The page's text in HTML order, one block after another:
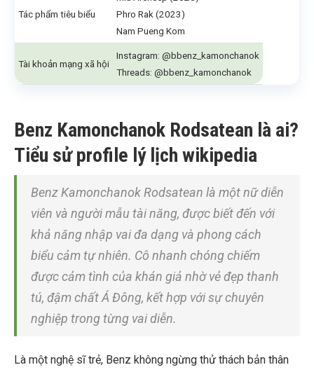
Tác phẩm tiêu biểu
Phro Rak (2023)
Nam Pueng Kom
Tài khoản mạng xã hội
Instagram: @bbenz_kamonchanok
Threads: @bbenz_kamonchanok
Benz Kamonchanok Rodsatean là ai?
Tiểu sử profile lý lịch wikipedia
Benz Kamonchanok Rodsatean là một nữ diễn
viên và người mẫu tài năng, được biết đến với
khả năng nhập vai đa dạng và phong cách
biểu cảm tự nhiên. Cô nhanh chóng chiếm
được cảm tình của khán giả nhờ vẻ đẹp thanh
tú, đậm chất Á Đông, kết hợp với sự chuyên
nghiệp trong từng vai diễn.
Là một nghệ sĩ trẻ, Benz không ngừng thử thách bản thân